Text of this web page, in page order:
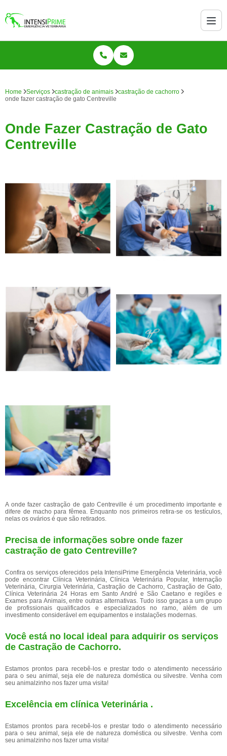
Home Serviços castração de animais
castração de cachorro
onde fazer castração de gato Centreville
Onde Fazer Castração de Gato
Centreville
A onde fazer castração de gato Centreville é um procedimento importante e
difere de macho para fêmea. Enquanto nos primeiros retira-se os testículos,
nelas os ovários é que são retirados.
Precisa de informações sobre onde fazer
castração de gato Centreville?
Confira os serviços oferecidos pela IntensiPrime Emergência Veterinária, você
pode encontrar Clínica Veterinária, Clínica Veterinária Popular, Internação
Veterinária, Cirurgia Veterinária, Castração de Cachorro, Castração de Gato,
Clínica Veterinária 24 Horas em Santo André e São Caetano e regiões e
Exames para Animais, entre outras alternativas. Tudo isso graças a um grupo
de profissionais qualificados e especializados no ramo, além de um
investimento considerável em equipamentos e instalações modernas.
Você está no local ideal para adquirir os serviços
de Castração de Cachorro.
Estamos prontos para recebê-los e prestar todo o atendimento necessário
para o seu animal, seja ele de natureza doméstica ou silvestre. Venha com
seu animalzinho nos fazer uma visita!
Excelência em clínica Veterinária .
Estamos prontos para recebê-los e prestar todo o atendimento necessário
para o seu animal, seja ele de natureza doméstica ou silvestre. Venha com
seu animalzinho nos fazer uma visita!